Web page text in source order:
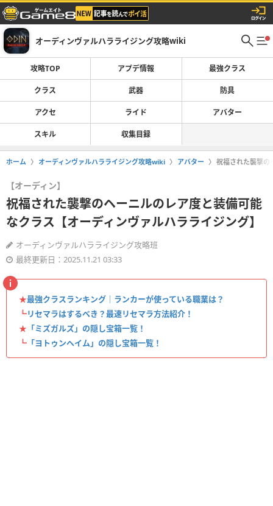
オーディンヴァルハラライジング攻略wiki
攻略TOP アプデ情報 最強クラス
クラス 武器 防具
アクセ ライド アバター
スキル 収集目録
ホーム オーディンヴァルハラライジング攻略wiki アバター 祝福された襲撃の
【オーディン】
祝福された襲撃のヘーニルのレア度と装備可能
なクラス【オーディンヴァルハラライジング】
オーディンヴァルハラライジング攻略班
最終更新日：2025.11.21 03:33
★最強クラスランキング｜ランカーが使っている職業は？
┗リセマラはするべき？最速リセマラ方法紹介！
★ 「ミズガルズ」の隠し宝箱一覧！
┗ 「ヨトゥンヘイム」の隠し宝箱一覧！